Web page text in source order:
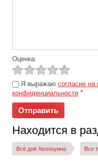
Оценка:
Я выражаю согласие на
конфиденциальности *
Находится в
Всё для Хеллоуина Все